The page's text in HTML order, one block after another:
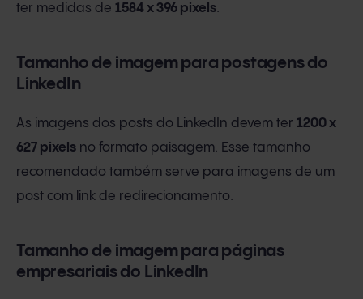
ter medidas de 1584 x 396 pixels.
Tamanho de imagem para postagens do
LinkedIn
As imagens dos posts do LinkedIn devem ter 1200 x
627 pixels no formato paisagem. Esse tamanho
recomendado também serve para imagens de um
post com link de redirecionamento.
Tamanho de imagem para páginas
empresariais do LinkedIn